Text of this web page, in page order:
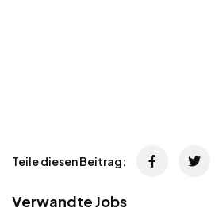
Teile diesen Beitrag:
Verwandte Jobs